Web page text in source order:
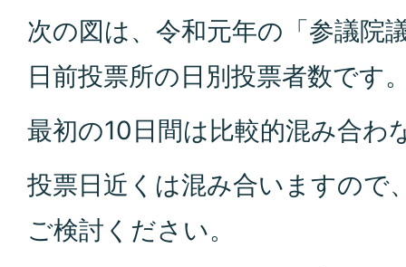
次の図は、令和元年の「参議院
日前投票所の日別投票者数です
最初の10日間は比較的混み合わ
投票日近くは混み合いますので
ご検討ください。